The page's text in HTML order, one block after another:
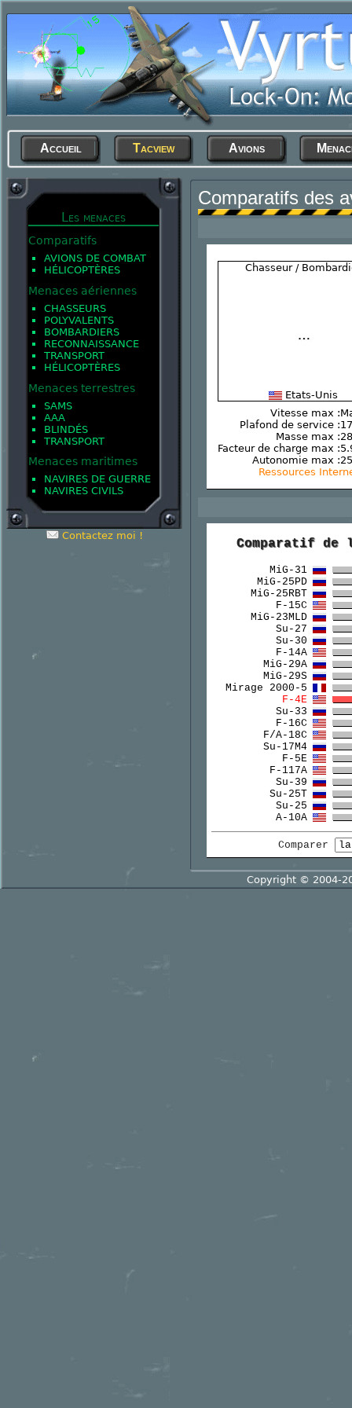
Accueil Tacview Avions
Les menaces
Comparatifs
AVIONS DE COMBAT
HÉLICOPTÈRES
Menaces aériennes
CHASSEURS
POLYVALENTS
BOMBARDIERS
RECONNAISSANCE
TRANSPORT
HÉLICOPTÈRES
Menaces terrestres
SAMS
AAA
BLINDÉS
TRANSPORT
Menaces maritimes
NAVIRES DE GUERRE
NAVIRES CIVILS
Contactez moi !
Comparatifs des
Chasseur /
Etats-Unis
Vitesse max :
Plafond de service :
Masse max :
Facteur de charge max :
Autonomie max :
Ressources
Comparatif de
MiG-31
MiG-25PD
MiG-25RBT
F-15C
MiG-23MLD
Su-27
Su-30
F-14A
MiG-29A
MiG-29S
Mirage 2000-5
F-4E
Su-33
F-16C
F/A-18C
Su-17M4
F-5E
F-117A
Su-39
Su-25T
Su-25
A-10A
Comparer
Copyright © 2004-